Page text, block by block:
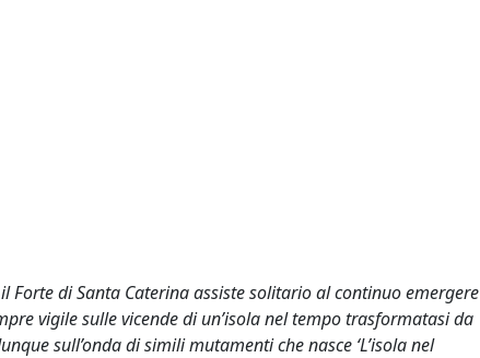
di Santa Caterina assiste solitario al continuo emergere
vigile sulle vicende di un’isola nel tempo trasformatasi da
sull’onda di simili mutamenti che nasce ‘L’isola nel